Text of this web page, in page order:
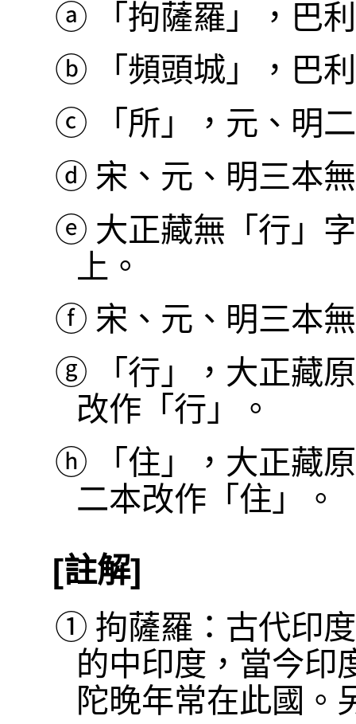
ⓐ
「拘薩羅」，巴
ⓑ
「頻頭城」，巴
ⓒ
「所」，元、明
ⓓ 宋、元、明三本
ⓔ 大正藏無「行」
上。
ⓕ 宋、元、明三本
ⓖ
「行」，大正藏
改作「行」。
ⓗ
「住」，大正藏
二本改作「住」。
[註解]
① 拘薩羅：古代印
的中印度，當今印
陀晚年常在此國。